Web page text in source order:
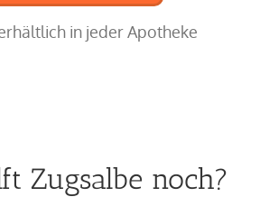
in jeder Apotheke
Zugsalbe noch?